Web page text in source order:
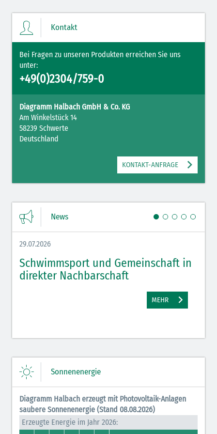
Kontakt
Bei Fragen zu unseren Produkten erreichen Sie uns
unter:
+49(0)2304/759-0
Diagramm Halbach GmbH & Co. KG
Am Winkelstück 14
58239 Schwerte
Deutschland
KONTAKT-ANFRAGE
News
29.07.2026
Schwimmsport und Gemeinschaft in
direkter Nachbarschaft
MEHR
Sonnenenergie
Diagramm Halbach erzeugt mit Photovoltaik-Anlagen
saubere Sonnenenergie (Stand 08.08.2026)
Erzeugte Energie im Jahr 2026: